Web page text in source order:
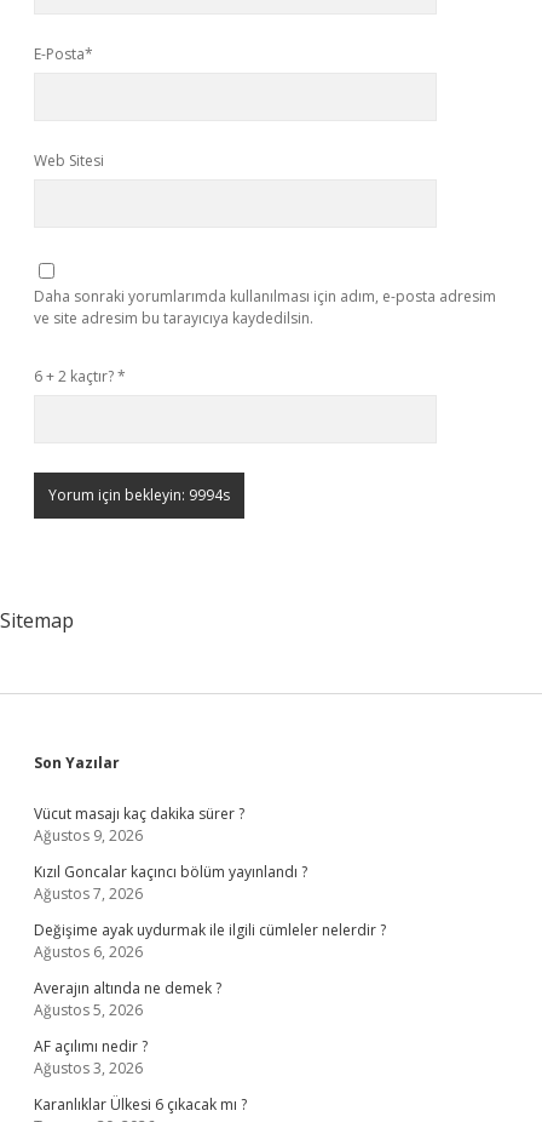
E-Posta*
Web Sitesi
Daha sonraki yorumlarımda kullanılması için adım, e-posta adresim
ve site adresim bu tarayıcıya kaydedilsin.
6 + 2 kaçtır?*
Sitemap
Sidebar
Son Yazılar
Vücut masajı kaç dakika sürer ?
Ağustos 9, 2026
Kızıl Goncalar kaçıncı bölüm yayınlandı ?
Ağustos 7, 2026
Değişime ayak uydurmak ile ilgili cümleler nelerdir ?
Ağustos 6, 2026
Averajın altında ne demek ?
Ağustos 5, 2026
AF açılımı nedir ?
Ağustos 3, 2026
Karanlıklar Ülkesi 6 çıkacak mı ?